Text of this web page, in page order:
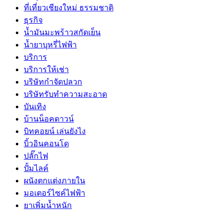
ที่เที่ยวเชียงใหม่ ธรรมชาติ
ธุรกิจ
น้ำมันมะพร้าวสกัดเย็น
น้ำยาบุหรี่ไฟฟ้า
บริการ
บริการให้เช่า
บริษัทกำจัดปลวก
บริษัทรับทำความสะอาด
บันเทิง
บ้านน็อคดาวน์
บิทคอยน์ เล่นยังไง
บิ้วอินคอนโด
ปลั๊กไฟ
ปั้มไลค์
ผนังตกแต่งภายใน
มอเตอร์ไซค์ไฟฟ้า
ยาเพิ่มน้ำหนัก